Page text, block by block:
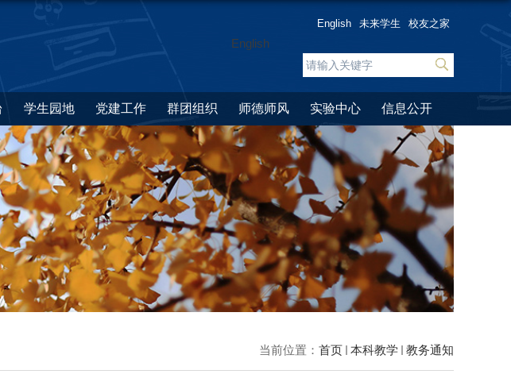
English 未来学生 校友之家
English
学生园地 党建工作 群团组织 师德师风 实验中心 信息公开
当前位置： 首页 本科教学 教务通知